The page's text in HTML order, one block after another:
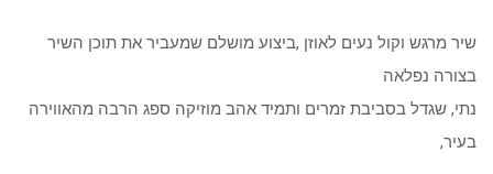
שיר מרגש וקול נעים לאוזן ,ביצוע מושלם שמעביר את תוכן השיר
בצורה נפלאה
נתי, שגדל בסביבת זמרים ותמיד אהב מוזיקה ספג הרבה מהאווירה
בעיר,